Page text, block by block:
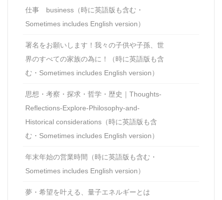
仕事 business（時に英語版も含む・
Sometimes includes English version）
署名をお願いします！我々の子供や子孫、世
界のすべての家族の為に！（時に英語版も含
む・Sometimes includes English version）
思想・考察・探求・哲学・歴史｜Thoughts-
Reflections-Explore-Philosophy-and-
Historical considerations（時に英語版も含
む・Sometimes includes English version）
年末年始の営業時間（時に英語版も含む・
Sometimes includes English version）
夢・希望を叶える、量子エネルギーとは